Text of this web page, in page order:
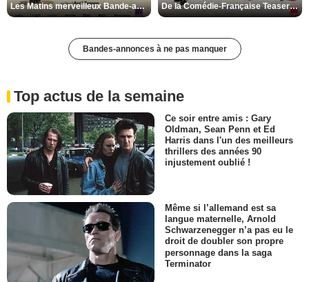
Les Matins merveilleux Bande-annonce VF De la Comédie-Française Teaser VF
Bandes-annonces à ne pas manquer
Top actus de la semaine
Ce soir entre amis : Gary
Oldman, Sean Penn et Ed
Harris dans l'un des meilleurs
thrillers des années 90
injustement oublié !
Même si l’allemand est sa
langue maternelle, Arnold
Schwarzenegger n’a pas eu le
droit de doubler son propre
personnage dans la saga
Terminator